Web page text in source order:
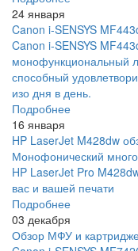
24 января
Canon i-SENSYS
Canon i-SENSYS
монофункциональный
способный
изо дня в день.
Подробнее
16 января
HP LaserJet M428dw
Монофонический
HP LaserJet Pro
вас и вашей печати
Подробнее
03 декабря
Обзор МФУ и